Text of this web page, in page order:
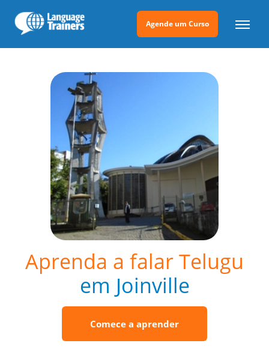
Agende um Curso
Aprenda a falar Telugu
em Joinville
Comece a aprender